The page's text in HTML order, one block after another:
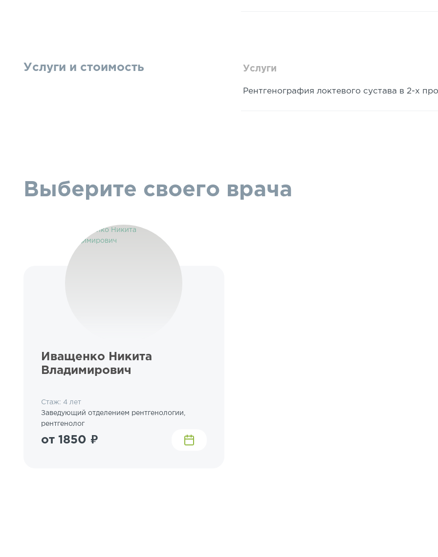
Услуги и стоимость Услуги
Рентгенография локтевого сустава в 2-х
Выберите своего врача
Иващенко Никита
Владимирович
Стаж: 4 лет
Заведующий отделением рентгенологии,
рентгенолог
от 1850 ₽